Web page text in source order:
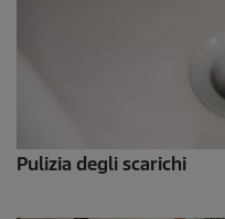
Pulizia degli scarichi